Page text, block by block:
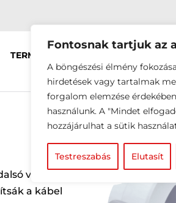
Fontosnak tartjuk az
A böngészési élmény
hirdetések vagy tartalmak
forgalom elemzése
használunk. A "Mindet
hozzájárulhat a sütik
Testreszabás Elutasít
TERMÉKEINK
vagy a
a kábel